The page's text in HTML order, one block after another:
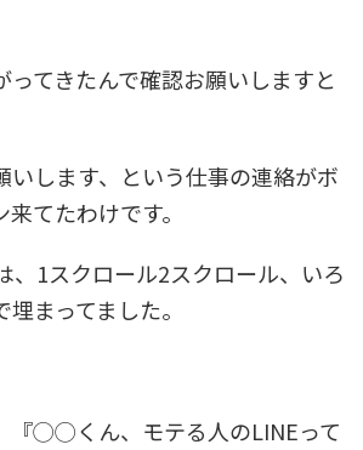
ってきたんで確認お願いしますと
いします、という仕事の連絡がボ
てたわけです。
、1スクロール2スクロール、いろ
まってました。
『◯◯くん、モテる人のLINEって